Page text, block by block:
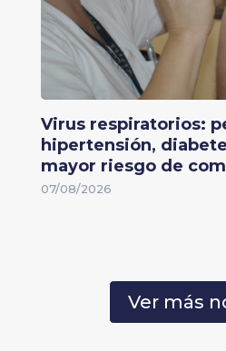
Virus respiratorios:
hipertensión,
mayor riesgo de
07/08/2026
Ver más